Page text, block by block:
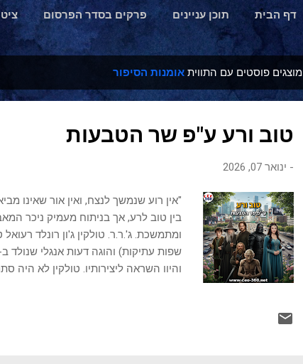
דף הבית תוכן עניינים פרקים בסדר הפרסום
הצהרת
מוצגים פוסטים עם התווית אומנות הסיפור
טוב ורע ע"פ שר הטבעות
- ינואר 07, 2026
"אין רוע שנמשך לנצח, ואין אור
בין טוב לרע, אך בניתוח מעמיק ניכר
ומתמשכת. ג'.ר.ר. טולקין ג'ון רונלד
והיוו השראה ליצירותיו. טולקין לא היה
עבור העם האנגלי, מיתולוגיה שמקשרת